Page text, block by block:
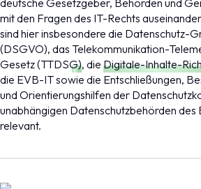
deutsche Gesetzgeber, Behörden und
mit den Fragen des IT-Rechts
sind hier insbesondere die Datenschutz-
(DSGVO), das Telekommunikation-
Gesetz (TTDSG), die Digitale-Inhalte-
die EVB-IT sowie die Entschließungen,
und Orientierungshilfen der
unabhängigen Datenschutzbehörden des
relevant.